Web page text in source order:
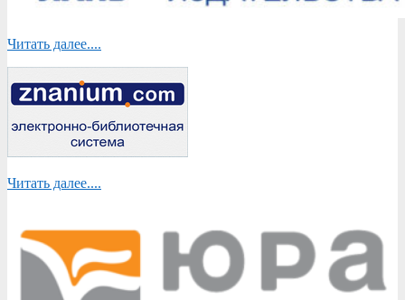
Читать далее....
Читать далее....